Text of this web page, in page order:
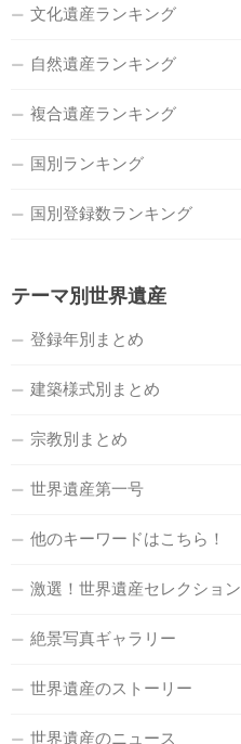
文化遺産ランキング
自然遺産ランキング
複合遺産ランキング
国別ランキング
国別登録数ランキング
テーマ別世界遺産
登録年別まとめ
建築様式別まとめ
宗教別まとめ
世界遺産第一号
他のキーワードはこちら！
激選！世界遺産セレクション
絶景写真ギャラリー
世界遺産のストーリー
世界遺産のニュース